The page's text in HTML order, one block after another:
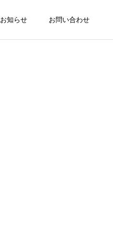
お知らせ お問い合わせ